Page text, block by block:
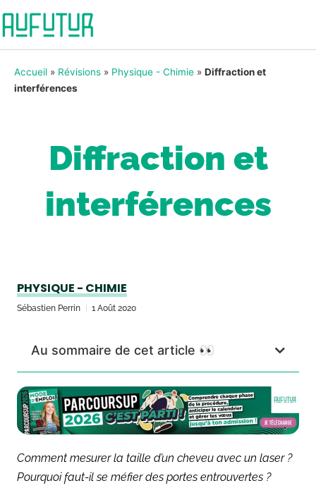
Accueil » Révisions » Physique - Chimie » Diffraction et
interférences
Diffraction et
interférences
PHYSIQUE - CHIMIE
Sébastien Perrin 1 Août 2020
Au sommaire de cet article 👀
Comment mesurer la taille d’un cheveu avec un laser ?
Pourquoi faut-il se méfier des portes entrouvertes ?